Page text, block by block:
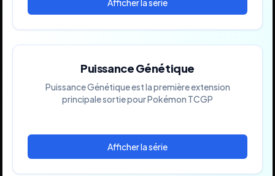
Puissance Génétique
Puissance Génétique est la première extension
principale sortie pour Pokémon TCGP